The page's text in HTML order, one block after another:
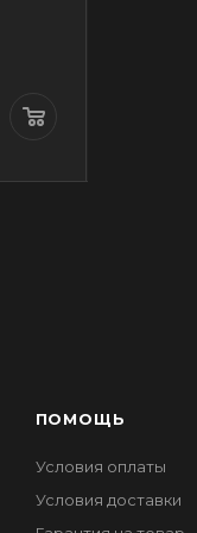
ПОМОЩЬ
Условия оплаты
Условия доставки